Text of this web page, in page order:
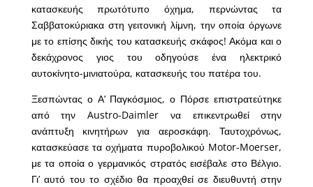
κατασκευής πρωτότυπο όχημα, περνώντας τα
Σαββατοκύριακα στη γειτονική λίμνη, την οποία όργωνε
με το επίσης δικής του κατασκευής σκάφος! Ακόμα και ο
δεκάχρονος γιος του οδηγούσε ένα ηλεκτρικό
αυτοκίνητο-μινιατούρα, κατασκευής του πατέρα του.
Ξεσπώντας ο Α’ Παγκόσμιος, ο Πόρσε επιστρατεύτηκε
από την Austro-Daimler να επικεντρωθεί στην
ανάπτυξη κινητήρων για αεροσκάφη. Ταυτοχρόνως,
κατασκεύασε τα οχήματα πυροβολικού Motor-Moerser,
με τα οποία ο γερμανικός στρατός εισέβαλε στο Βέλγιο.
Γι’ αυτό του το σχέδιο θα προαχθεί σε διευθυντή στην